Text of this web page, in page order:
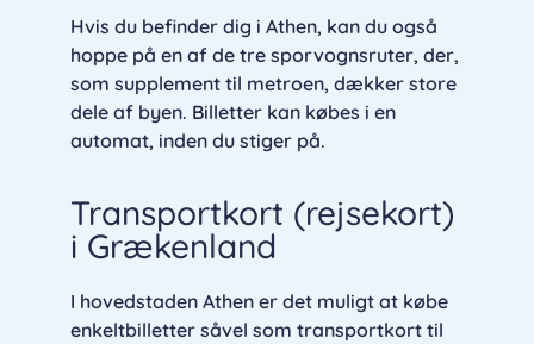
Hvis du befinder dig i Athen, kan du også
hoppe på en af de tre sporvognsruter, der,
som supplement til metroen, dækker store
dele af byen. Billetter kan købes i en
automat, inden du stiger på.
Transportkort (rejsekort)
i Grækenland
I hovedstaden Athen er det muligt at købe
enkeltbilletter såvel som transportkort til